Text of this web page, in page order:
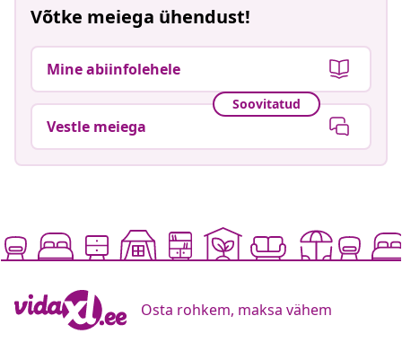
Võtke meiega ühendust!
Mine abiinfolehele
Soovitatud
Vestle meiega
Osta rohkem, maksa vähem